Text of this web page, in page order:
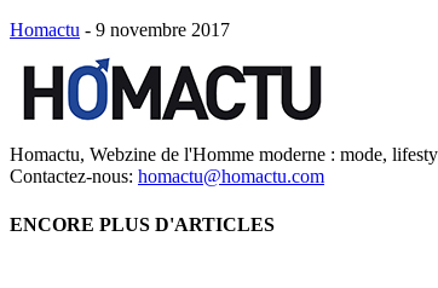
Homactu - 9 novembre 2017
Homactu, Webzine de l'Homme moderne : mode,
Contactez-nous: homactu@homactu.com
ENCORE PLUS D'ARTICLES